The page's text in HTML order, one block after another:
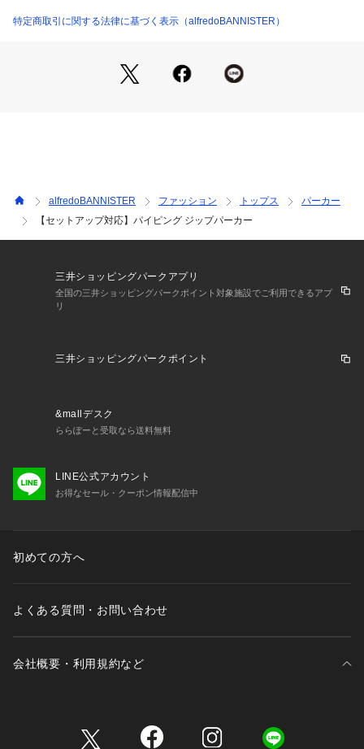
特定商取引に関する法律に基づく表示（alfredoBANNISTER）
alfredoBANNISTER ファッション トップス
パーカー
【セットアップ対応】パイピング ジップパーカー
三井ショッピングパークアプリ
全国の三井ショッピングパークポイント対象施設でご利用できるアプ
リ
三井ショッピングパークポイント
&mallデスク
ららぽーと受取なら送料無料
LINE公式アカウント
お得なセール・クーポン情報配信中
初めての方へ
よくある質問・お問い合わせ
会社概要・利用規約など